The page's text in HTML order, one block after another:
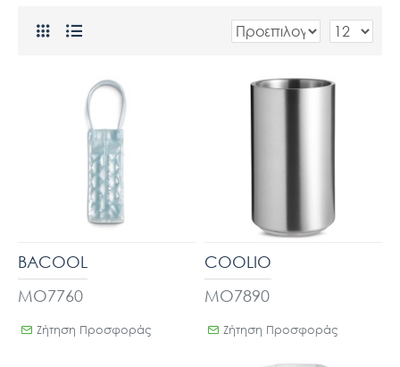
MO7760
BACOOL
Ζήτηση Προσφοράς
MO7890
COOLIO
Ζήτηση Προσφοράς